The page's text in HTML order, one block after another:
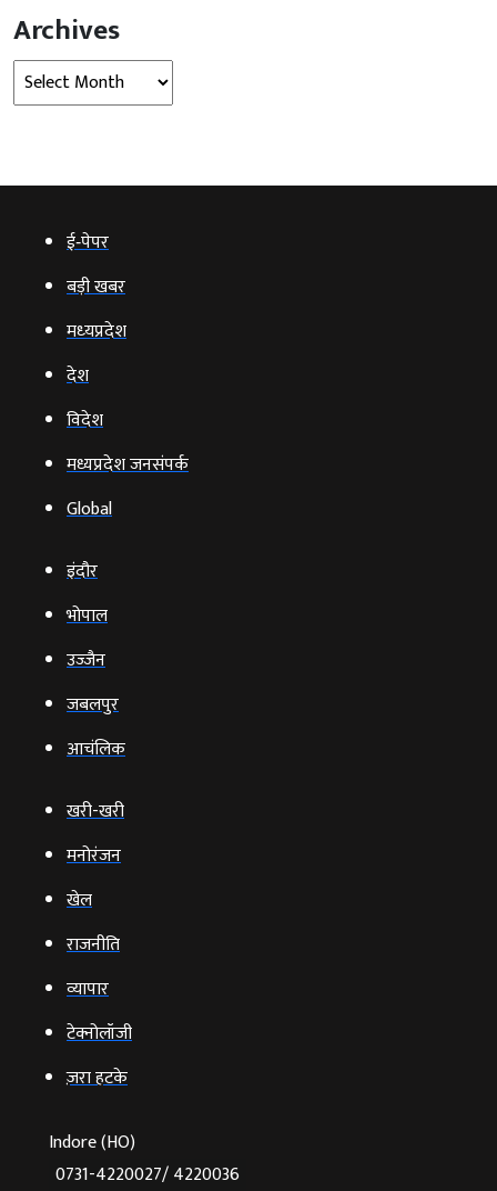
Archives
Archives
ई‑पेपर
बड़ी खबर
मध्‍यप्रदेश
देश
विदेश
मध्यप्रदेश जनसंपर्क
Global
इंदौर
भोपाल
उज्‍जैन
जबलपुर
आचंलिक
खरी-खरी
मनोरंजन
खेल
राजनीति
व्‍यापार
टेक्‍नोलॉजी
ज़रा हटके
Indore (HO)
0731-4220027/ 4220036